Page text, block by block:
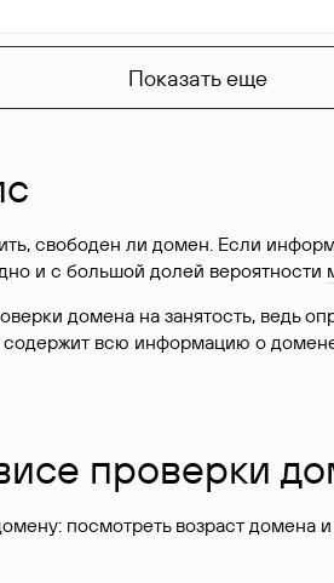
Показать еще
свободен ли домен. Если
и с большой долей вероятности
домена на занятость, ведь
всю информацию о
проверки
посмотреть возраст домена